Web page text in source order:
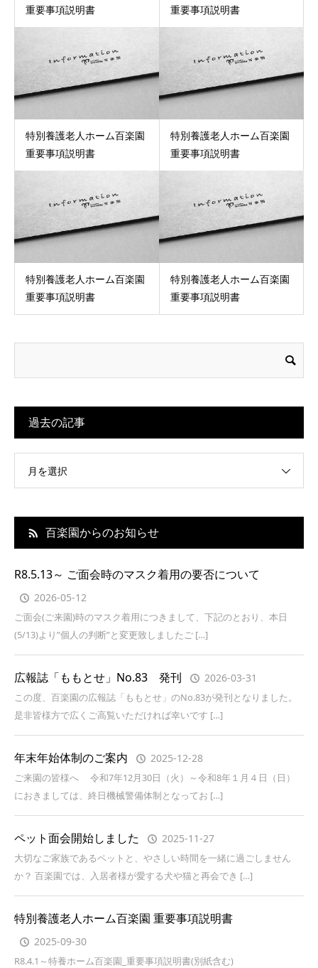
重要事項説明書
重要事項説明書
特別養護老人ホーム百楽園
重要事項説明書
特別養護老人ホーム百楽園
重要事項説明書
特別養護老人ホーム百楽園
重要事項説明書
特別養護老人ホーム百楽園
重要事項説明書
過去の記事
月を選択
百楽園からのお知らせ
R8.5.13～ ご面会時のマスク着用の要否について
2026-05-12
ご面会(ご来園)時のマスク着用につきまして、下記のとおり、本日
(5/13)より”個人の判断”と変更致しましたご […]
広報誌「ももとせ」No.83 発刊 2026-03-31
この度、百楽園の広報誌「ももとせ」のNo.83が発刊となりました。
是非皆様方で広くご高覧いただければ幸いです […]
年末年始体制のご案内 2025-12-28
ご来園の皆様へ 令和7年12月30日（火）～令和8年１月４日（日）
におきましては、終日機械警備体制となってお […]
ペット面会開始しました 2025-11-27
大切なご家族であるペットと、やさしい時間を一緒に過ごしません
か？ 百楽園では、入居者様が愛する犬や猫と再会でき […]
特別養護老人ホーム百楽園 重要事項説明書
2025-09-30
R8.4.1～特養ホーム百楽園_重要事項説明書(別紙含む)